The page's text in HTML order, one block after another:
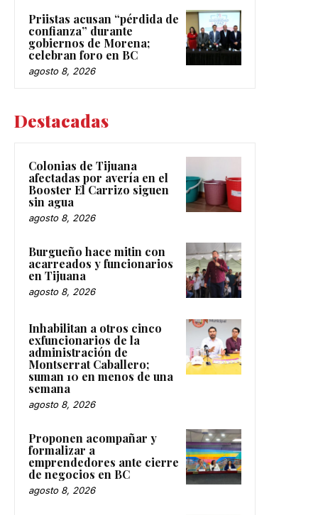
Priistas acusan “pérdida de
confianza” durante
gobiernos de Morena;
celebran foro en BC
agosto 8, 2026
Destacadas
Colonias de Tijuana
afectadas por avería en el
Booster El Carrizo siguen
sin agua
agosto 8, 2026
Burgueño hace mitin con
acarreados y funcionarios
en Tijuana
agosto 8, 2026
Inhabilitan a otros cinco
exfuncionarios de la
administración de
Montserrat Caballero;
suman 10 en menos de una
semana
agosto 8, 2026
Proponen acompañar y
formalizar a
emprendedores ante cierre
de negocios en BC
agosto 8, 2026